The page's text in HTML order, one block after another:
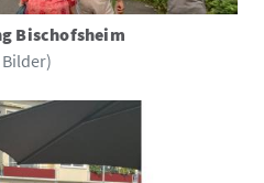
Bischofsheim
Bilder)